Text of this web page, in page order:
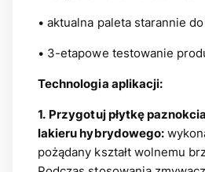
• aktualna paleta starannie
• 3-etapowe testowanie
Technologia aplikacji:
1. Przygotuj płytkę
lakieru hybrydowego:
pożądany kształt wolnemu